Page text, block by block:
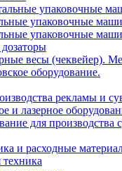
упаковочные
упаковочные
упаковочные
весы (чеквейер).
оборудование.
рекламы и
и лазерное
для производства
и расходные